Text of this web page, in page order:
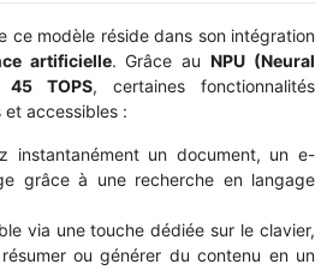
ce modèle réside dans son intégration
artificielle. Grâce auNPU (Neural
TOPS, certaines fonctionnalités
accessibles :
instantanément un document, un e-
grâce à une recherche en langage
via une touche dédiée sur le clavier,
ou générer du contenu en un